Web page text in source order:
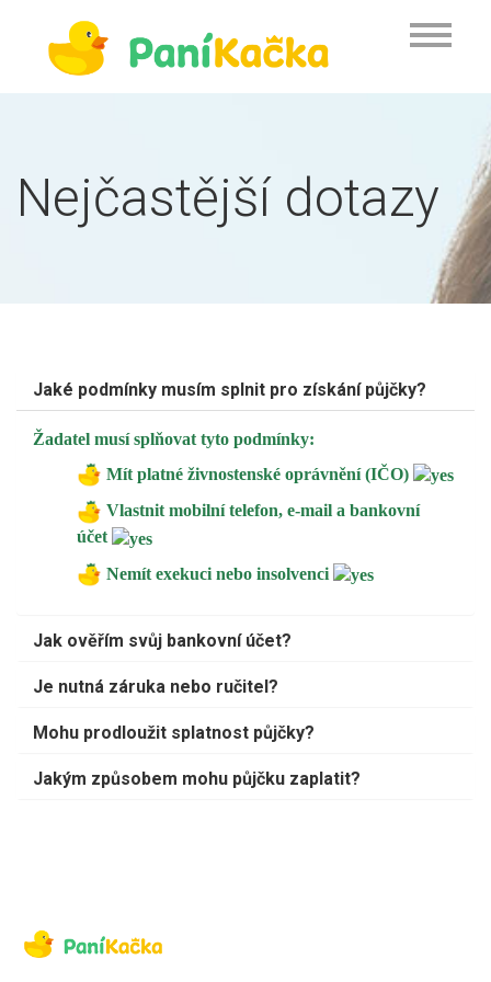
Nejčastější dotazy
Jaké podmínky musím splnit pro získání půjčky?
Žadatel musí splňovat tyto podmínky:
Mít platné živnostenské oprávnění (IČO)
Vlastnit mobilní telefon, e-mail a bankovní
účet
Nemít exekuci nebo insolvenci
Jak ověřím svůj bankovní účet?
Je nutná záruka nebo ručitel?
Mohu prodloužit splatnost půjčky?
Jakým způsobem mohu půjčku zaplatit?